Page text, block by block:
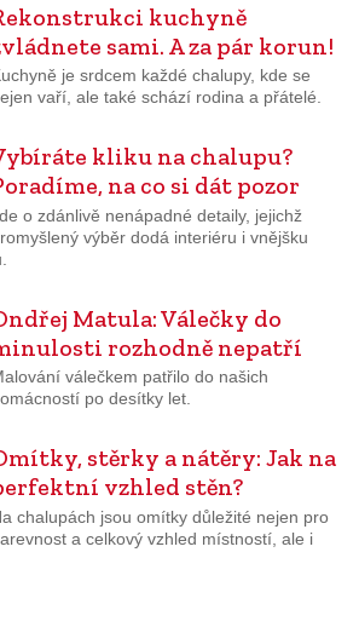
kuchyně
sami. A za pár korun!
je srdcem každé chalupy, kde se
vaří, ale také schází rodina a přátelé.
kliku na chalupu?
na co si dát pozor
o zdánlivě nenápadné detaily, jejichž
výběr dodá interiéru i vnějšku
Matula: Válečky do
rozhodně nepatří
válečkem patřilo do našich
po desítky let.
stěrky a nátěry: Jak na
vzhled stěn?
chalupách jsou omítky důležité nejen pro
a celkový vzhled místností, ale i